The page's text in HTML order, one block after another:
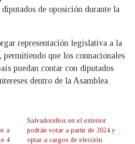
de oposición durante la
representación legislativa a la
permitiendo que los connacionales
puedan contar con diputados
dentro de la Asamblea
a
4
Salvadoreños en el exterior
podrán votar a partir de 2024 y
optar a cargos de elección